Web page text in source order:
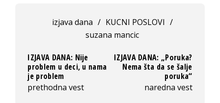
izjava dana / KUCNI POSLOVI /
suzana mancic
IZJAVA DANA: Nije
problem u deci, u nama
je problem
prethodna vest
IZJAVA DANA: „Poruka?
Nema šta da se šalje
poruka“
naredna vest